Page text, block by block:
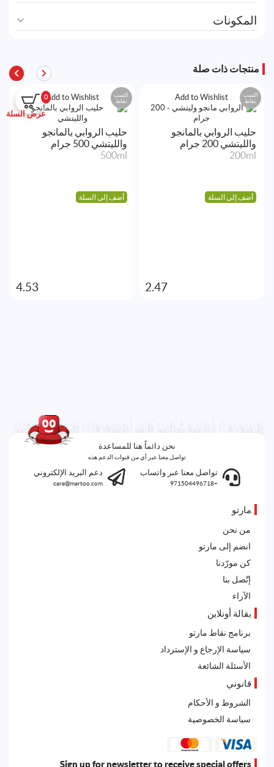
0
عرض السلة
المكونات
منتجات ذات صلة
Add to Wishlist
اكسب
نقاط
حليب الروابي بالمانجو
والليتشي 200 جرام
200ml
أضف إلى السلة
2.47
Add to Wishlist
اكسب
نقاط
حليب الروابي بالمانجو
والليتشي 500 جرام
500ml
أضف إلى السلة
4.53
نحن دائماً هنا للمساعدة
تواصل معنا عبر أي من قنوات الدعم هذه
تواصل معنا عبر واتساب
+971504496718
دعم البريد الإلكتروني
care@martoo.com
مارتو
من نحن
انضم إلى مارتو
كن مورّدنا
إتّصل بنا
الآراء
بقالة أونلاين
برنامج نقاط مارتو
سياسة الإرجاع و الإسترداد
الأسئلة الشائعة
قانوني
الشروط و الأحكام
سياسة الخصوصية
Sign up for newsletter to receive special offers